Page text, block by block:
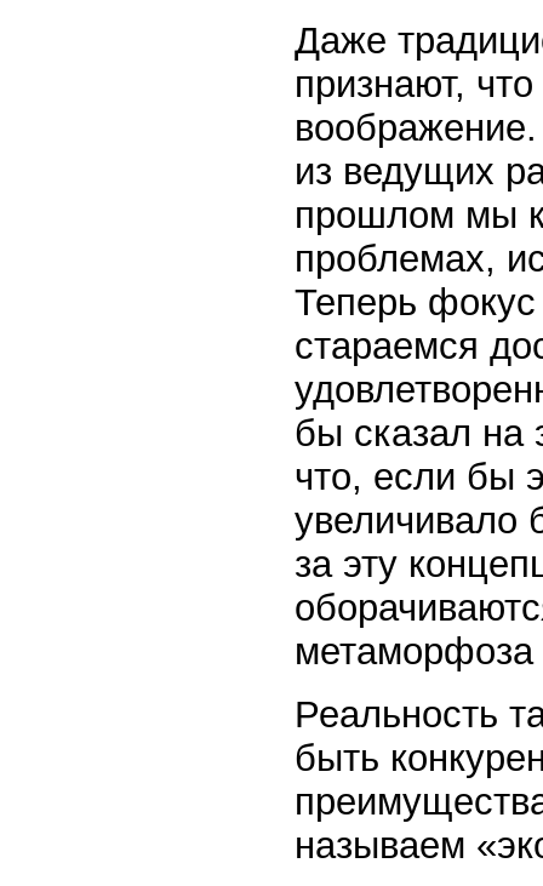
Даже
признают,
из ведущих
прошлом мы
проблемах,
Теперь
стараемся
бы сказал на
что, если бы
увеличивало
за эту
метаморфоза
Реальность
быть
называем